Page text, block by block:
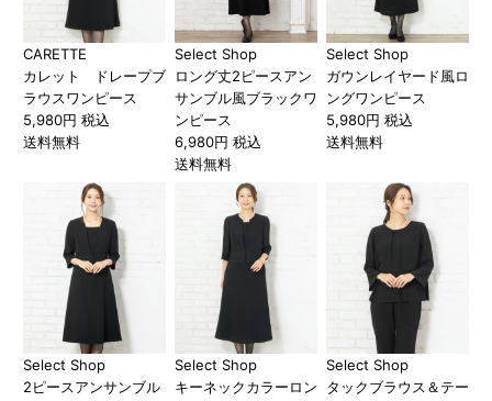
CARETTE
カレット ドレープブ
ラウスワンピース
5,980円 税込
送料無料
Select Shop
ロング丈2ピースアン
サンブル風ブラックワ
ンピース
6,980円 税込
送料無料
Select Shop
ガウンレイヤード風ロ
ングワンピース
5,980円 税込
送料無料
Select Shop
2ピースアンサンブル
Select Shop
キーネックカラーロン
Select Shop
タックブラウス＆テー